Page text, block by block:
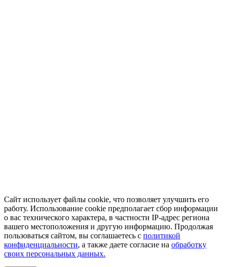
Сайт использует файлы cookie, что позволяет улучшить его
работу. Использование cookie предполагает сбор информации
о вас технического характера, в частности IP-адрес региона
вашего местоположения и другую информацию. Продолжая
пользоваться сайтом, вы соглашаетесь с политикой
конфиденциальности, а также даете согласие на обработку
своих персональных данных.